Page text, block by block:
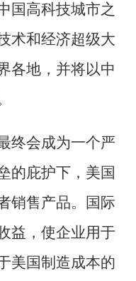
国高科技城市之
术和经济超级大
各地，并将以中
终会成为一个严
的庇护下，美国
销售产品。国际
益，使企业用于
美国制造成本的